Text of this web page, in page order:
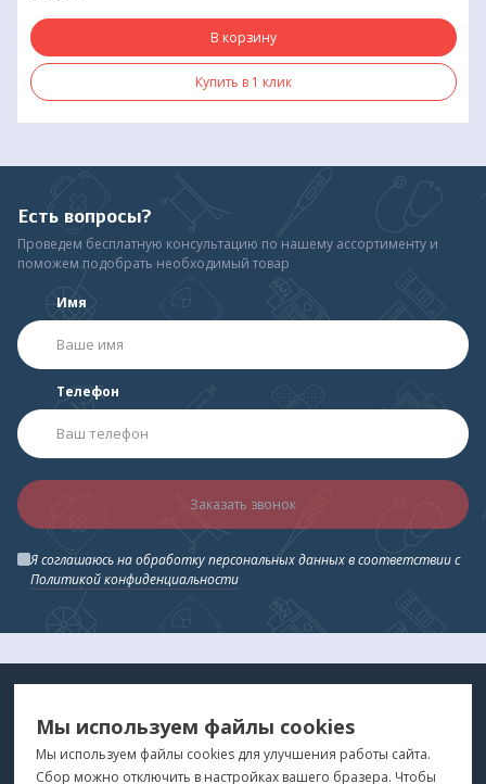
В корзину
Купить в 1 клик
Есть вопросы?
Проведем бесплатную консультацию по нашему ассортименту и
поможем подобрать необходимый товар
Имя
Телефон
Заказать звонок
Я соглашаюсь на обработку персональных данных в соответствии с
Политикой конфиденциальности
ДЛЯ ВАС
"Медтехника для Вас"©2026
Мы используем файлы cookies
Мы используем файлы cookies для улучшения работы сайта.
Сбор можно отключить в настройках вашего бразера. Чтобы